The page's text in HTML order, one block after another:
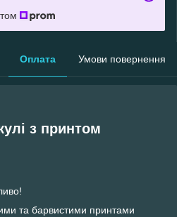
Оплата Умови повернення
з принтом
та барвистими принтами